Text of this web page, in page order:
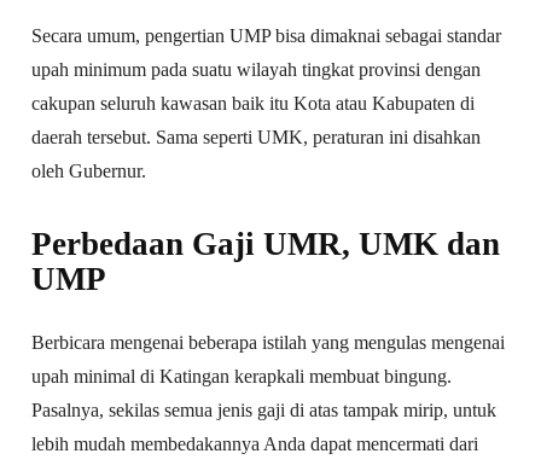
Secara umum, pengertian UMP bisa dimaknai sebagai standar
upah minimum pada suatu wilayah tingkat provinsi dengan
cakupan seluruh kawasan baik itu Kota atau Kabupaten di
daerah tersebut. Sama seperti UMK, peraturan ini disahkan
oleh Gubernur.
Perbedaan Gaji UMR, UMK dan
UMP
Berbicara mengenai beberapa istilah yang mengulas mengenai
upah minimal di Katingan kerapkali membuat bingung.
Pasalnya, sekilas semua jenis gaji di atas tampak mirip, untuk
lebih mudah membedakannya Anda dapat mencermati dari